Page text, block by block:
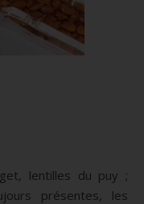
lentilles du puy ;
présentes, les